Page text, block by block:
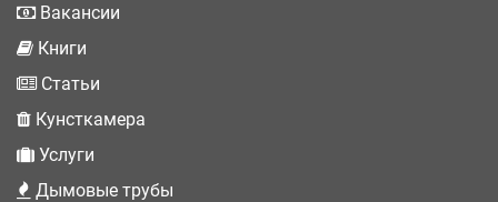
Вакансии
Книги
Статьи
Кунсткамера
Услуги
Дымовые трубы